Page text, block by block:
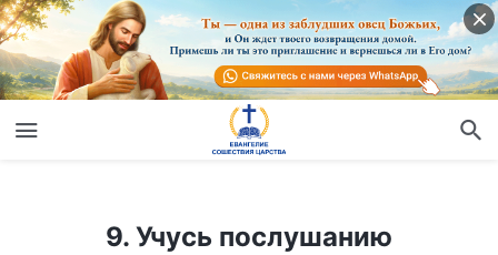
9. Учусь послушанию